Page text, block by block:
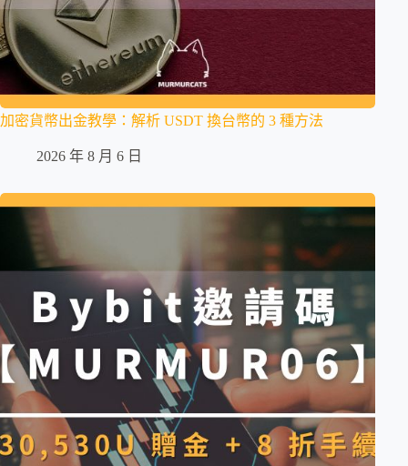
加密貨幣出金教學：解析 USDT 換台幣的 3 種方法
2026 年 8 月 6 日